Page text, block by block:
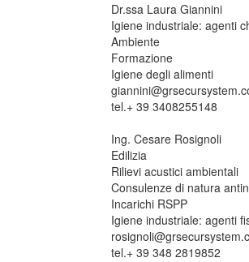
Dr.ssa Laura Giannini
Igiene industriale: agenti
Ambiente
Formazione
Igiene degli alimenti
tel.+ 39 3408255148
Ing. Cesare Rosignoli
Edilizia
Rilievi acustici ambientali
Consulenze di natura
Incarichi RSPP
Igiene industriale: agenti
tel.+ 39 348 2819852